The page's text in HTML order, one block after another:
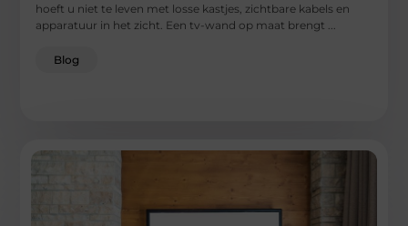
hoeft u niet te leven met losse kastjes, zichtbare kabels en
apparatuur in het zicht. Een tv-wand op maat brengt ...
Blog